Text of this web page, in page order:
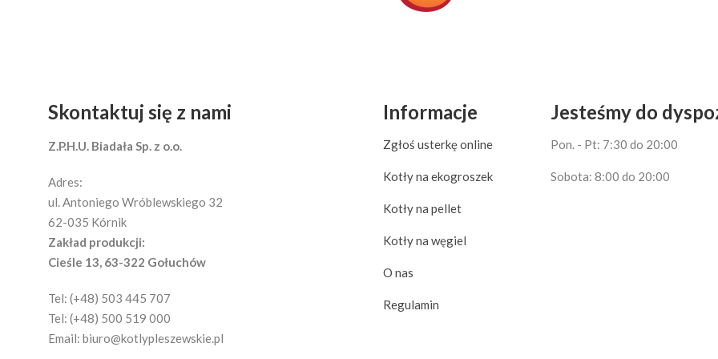
Skontaktuj się z nami
Z.P.H.U. Biadała Sp. z o.o.
Adres:
ul. Antoniego Wróblewskiego 32
62-035 Kórnik
Zakład produkcji:
Cieśle 13, 63-322 Gołuchów
Tel: (+48) 503 445 707
Tel: (+48) 500 519 000
Email: biuro@kotlypleszewskie.pl
Informacje
Zgłoś usterkę online
Kotły na ekogroszek
Kotły na pellet
Kotły na węgiel
O nas
Regulamin
Jesteśmy do
Pon. - Pt: 7:30 do 20:00
Sobota: 8:00 do 20:00